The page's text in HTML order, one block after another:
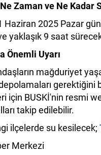
Zaman ve Ne Kadar
Haziran 2025 Pazar
yaklaşık 9 saat
Önemli Uyarı
mağduriyet
gerektiğini
için BUSKİ'nin resmi
takip edilebilir.
ilçelerde su kesilecek;
Merkezi